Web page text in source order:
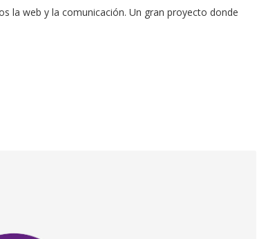
la web y la comunicación. Un gran proyecto donde